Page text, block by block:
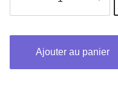
à
Ajouter au panier